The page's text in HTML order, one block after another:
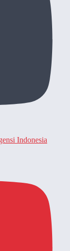
Indonesia